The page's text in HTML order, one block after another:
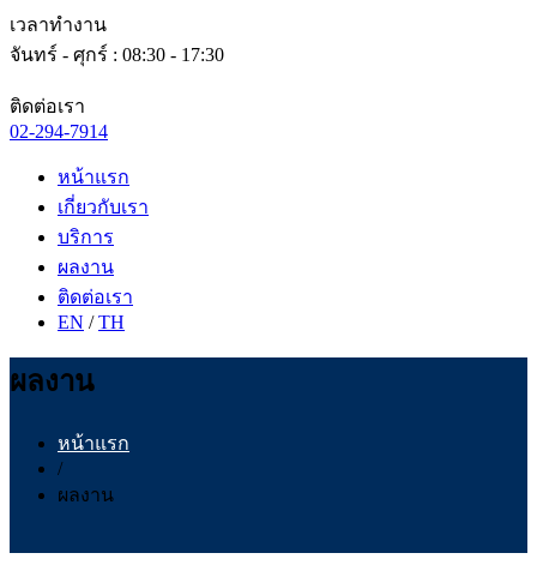
เวลาทำงาน
จันทร์ - ศุกร์ : 08:30 - 17:30
ติดต่อเรา
02-294-7914
หน้าแรก
เกี่ยวกับเรา
บริการ
ผลงาน
ติดต่อเรา
EN /TH
ผลงาน
หน้าแรก
/
ผลงาน